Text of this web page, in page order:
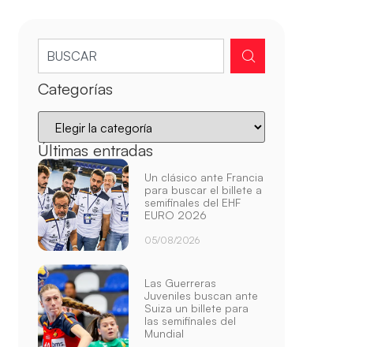
Categorías
Últimas entradas
Un clásico ante Francia
para buscar el billete a
semifinales del EHF
EURO 2026
05/08/2026
Las Guerreras
Juveniles buscan ante
Suiza un billete para
las semifinales del
Mundial